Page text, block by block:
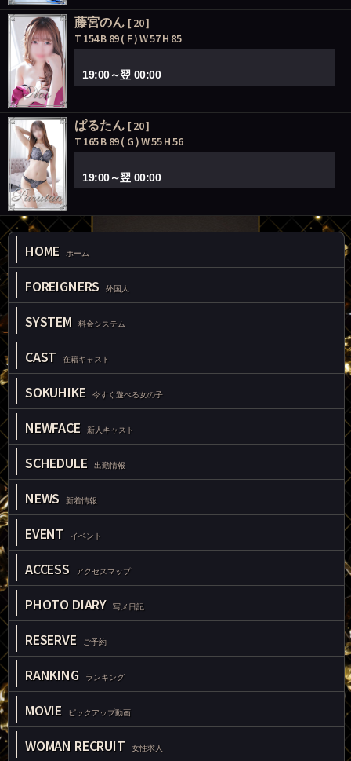
藤宮のん [ 20 ]
T 154 B 89 ( F ) W 57 H 85
19:00～翌 00:00
ぱるたん [ 20 ]
T 165 B 89 ( G ) W 55 H 56
19:00～翌 00:00
HOME ホーム
FOREIGNERS 外国人
SYSTEM 料金システム
CAST 在籍キャスト
SOKUHIKE 今すぐ遊べる女の子
NEWFACE 新人キャスト
SCHEDULE 出勤情報
NEWS 新着情報
EVENT イベント
ACCESS アクセスマップ
PHOTO DIARY 写メ日記
RESERVE ご予約
RANKING ランキング
MOVIE ピックアップ動画
WOMAN RECRUIT 女性求人